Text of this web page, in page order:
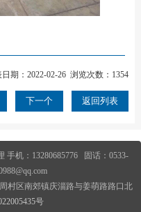
日期：2022-02-26 浏览次数：1354
下一个 返回列表
手机：13280685776 固话：0533-
村区南郊镇庆淄路与姜萌路路口北
号